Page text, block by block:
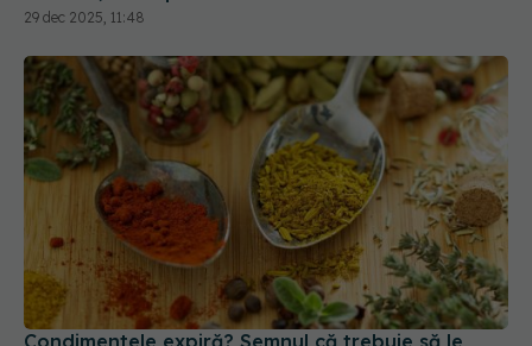
Condimentele expiră? Semnul că trebuie să le
arunci urgent
04 mar 2026, 21:45